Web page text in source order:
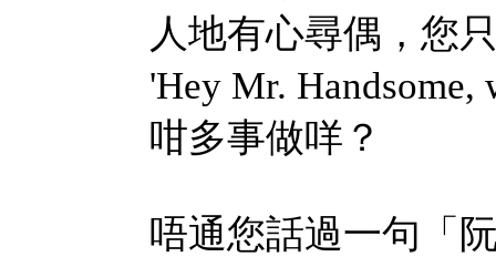
人地有心尋偶，您
'Hey Mr.
咁多事做咩？
唔通您話過一句「